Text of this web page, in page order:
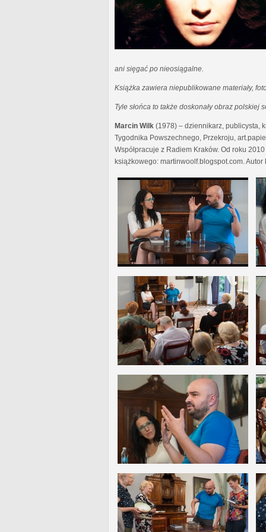
ani sięgać po nieosiągalne.
Książka zawiera niepublikowane materiały,
Tyle słońca to także doskonały obraz
Marcin Wilk (1978) – dziennikarz, publicysta,
Tygodnika Powszechnego, Przekroju,
Współpracuje z Radiem Kraków. Od roku
książkowego: martinwoolf.blogspot.com. Autor